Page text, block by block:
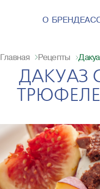
О БРЕНДЕ
Главная Рецепты
ДАКУАЗ